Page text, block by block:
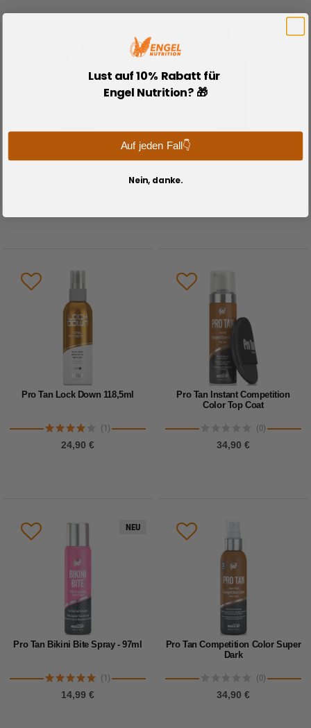
Pro Tan Bikini Bite Roller - 89ml
Pro Tan Show Shine Ultra Light
Pro Tan Lock Down 118,5ml
(1)
24,90 €
Pro Tan Instant Competition
Color Top Coat
(0)
34,90 €
NEU
Pro Tan Bikini Bite Spray - 97ml
(1)
14,99 €
Pro Tan Competition Color Super
Dark
(0)
34,90 €
Lust auf 10% Rabatt für
Engel Nutrition? 🎁
Auf jeden Fall👇
Nein, danke.